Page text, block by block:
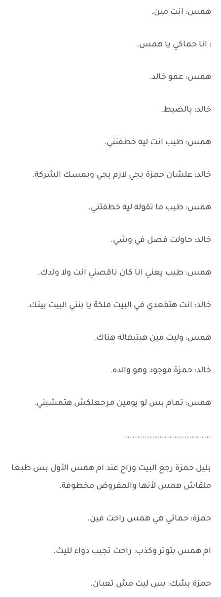
همس: انت مين.
: انا حماكي يا همس.
همس: عمو خالد.
خالد: بالضبط.
همس: طيب انت ليه خطفتني.
خالد: علشان حمزة يجي لازم يجي ويمسك الشركة.
همس: طيب ما تقوله ليه خطفتني.
خالد: حاولت فصل في وشي.
همس: طيب يعني انا كان ناقصني انت ولا ولدك.
خالد: انت هتقعدي في البيت ملكة يا بنتي البيت بيتك.
همس: وليث مين هيتبهاله هناك.
خالد: حمزة موجود وهو والده.
همس: تمام بس لو يومين مرجعلكش هتمشيني.
...................................
بليل حمزة رجع البيت وراح عند ام همس الأول بس طبعا
ملقاش همس لأنها والمفروض مخطوفة.
حمزة: حماتي هي همس راحت فين.
ام همس بتوتر وكذب: راحت تجيب دواء لليث.
حمزة بشك: بس ليث مش تعبان.